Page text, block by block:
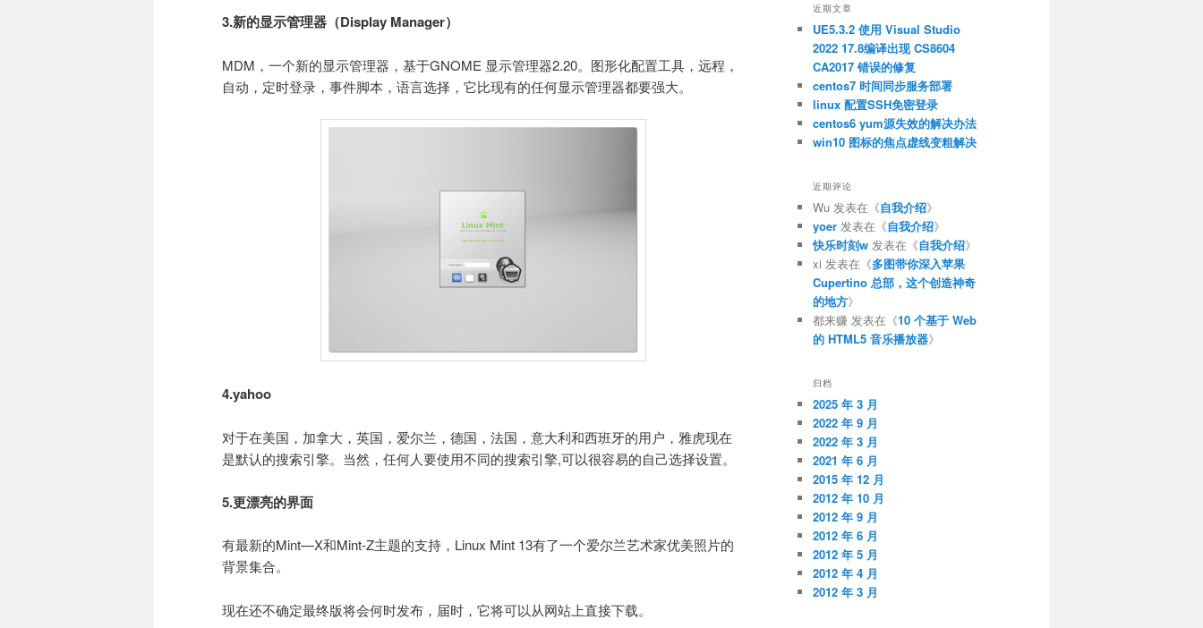
3.新的显示管理器（Display Manager）
MDM，一个新的显示管理器，基于GNOME 显示管理器2.20。图形化配置工具，远程，
自动，定时登录，事件脚本，语言选择，它比现有的任何显示管理器都要强大。
4.yahoo
对于在美国，加拿大，英国，爱尔兰，德国，法国，意大利和西班牙的用户，雅虎现在
是默认的搜索引擎。当然，任何人要使用不同的搜索引擎,可以很容易的自己选择设置。
5.更漂亮的界面
有最新的Mint—X和Mint-Z主题的支持，Linux Mint 13有了一个爱尔兰艺术家优美照片的
背景集合。
现在还不确定最终版将会何时发布，届时，它将可以从网站上直接下载。
近期文章
UE5.3.2 使用 Visual Studio
2022 17.8编译出现 CS8604
CA2017 错误的修复
centos7 时间同步服务部署
linux 配置SSH免密登录
centos6 yum源失效的解决办法
win10 图标的焦点虚线变粗解决
近期评论
Wu 发表在《自我介绍》
yoer 发表在《自我介绍》
快乐时刻w 发表在《自我介绍》
xi 发表在《多图带你深入苹果
Cupertino 总部，这个创造神奇
的地方》
都来赚 发表在《10 个基于 Web
的 HTML5 音乐播放器》
归档
2025 年 3 月
2022 年 9 月
2022 年 3 月
2021 年 6 月
2015 年 12 月
2012 年 10 月
2012 年 9 月
2012 年 6 月
2012 年 5 月
2012 年 4 月
2012 年 3 月